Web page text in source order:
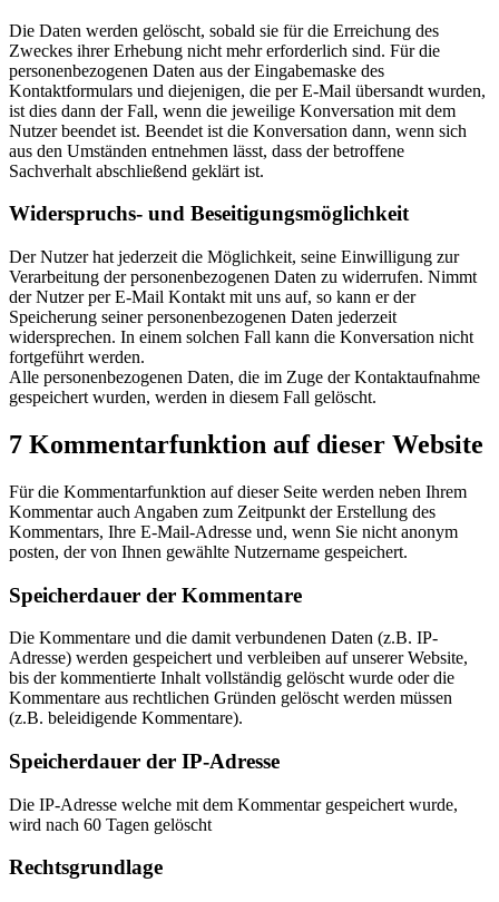
Die Daten werden gelöscht, sobald sie für die Erreichung des
Zweckes ihrer Erhebung nicht mehr erforderlich sind. Für die
personenbezogenen Daten aus der Eingabemaske des
Kontaktformulars und diejenigen, die per E-Mail übersandt wurden,
ist dies dann der Fall, wenn die jeweilige Konversation mit dem
Nutzer beendet ist. Beendet ist die Konversation dann, wenn sich
aus den Umständen entnehmen lässt, dass der betroffene
Sachverhalt abschließend geklärt ist.
Widerspruchs- und Beseitigungsmöglichkeit
Der Nutzer hat jederzeit die Möglichkeit, seine Einwilligung zur
Verarbeitung der personenbezogenen Daten zu widerrufen. Nimmt
der Nutzer per E-Mail Kontakt mit uns auf, so kann er der
Speicherung seiner personenbezogenen Daten jederzeit
widersprechen. In einem solchen Fall kann die Konversation nicht
fortgeführt werden.
Alle personenbezogenen Daten, die im Zuge der Kontaktaufnahme
gespeichert wurden, werden in diesem Fall gelöscht.
7 Kommentarfunktion auf dieser Website
Für die Kommentarfunktion auf dieser Seite werden neben Ihrem
Kommentar auch Angaben zum Zeitpunkt der Erstellung des
Kommentars, Ihre E-Mail-Adresse und, wenn Sie nicht anonym
posten, der von Ihnen gewählte Nutzername gespeichert.
Speicherdauer der Kommentare
Die Kommentare und die damit verbundenen Daten (z.B. IP-
Adresse) werden gespeichert und verbleiben auf unserer Website,
bis der kommentierte Inhalt vollständig gelöscht wurde oder die
Kommentare aus rechtlichen Gründen gelöscht werden müssen
(z.B. beleidigende Kommentare).
Speicherdauer der IP-Adresse
Die IP-Adresse welche mit dem Kommentar gespeichert wurde,
wird nach 60 Tagen gelöscht
Rechtsgrundlage